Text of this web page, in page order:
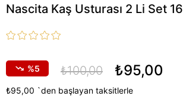
Nascita Kaş Usturası 2 Li Set 16
5 ₺100,00 ₺95,00
₺95,00 `den başlayan taksitlerle